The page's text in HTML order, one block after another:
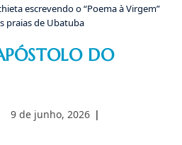
escrevendo o “Poema à Virgem”
praias de Ubatuba
DO
Post
9 de junho, 2026